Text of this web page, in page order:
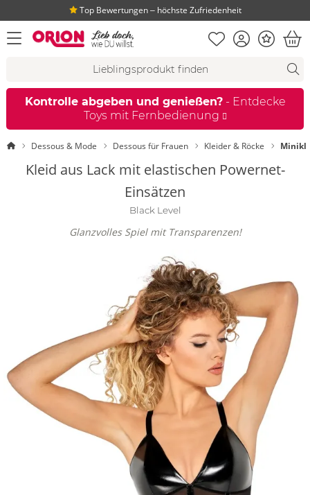
Top Bewertungen ‒ höchste Zufriedenheit
Menü öffnen Merkliste
KontoBonus
Kontrolle abgeben und genießen?- Entdecke
Toys mit Fernbedienung
StartseiteDessous & Mode Dessous für Frauen Kleider & Röcke
Kleid aus Lack mit elastischen Powernet-
Einsätzen
Black Level
Glanzvolles Spiel mit Transparenzen!